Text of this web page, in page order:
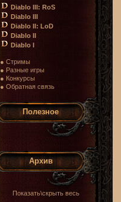
Diablo III: RoS
Diablo III
Diablo II: LoD
Diablo II
Diablo I
● Стримы
● Разные игры
● Конкурсы
● Обратная связь
Полезное
Архив
Показать\скрыть весь